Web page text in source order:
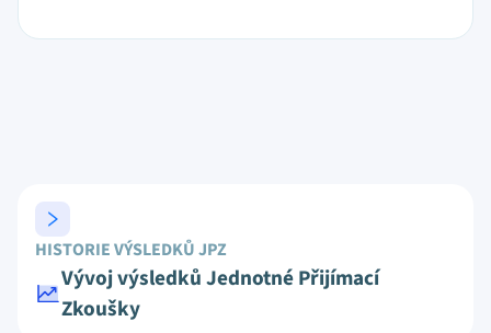
HISTORIE VÝSLEDKŮ JPZ
Vývoj výsledků Jednotné Přijímací
Zkoušky